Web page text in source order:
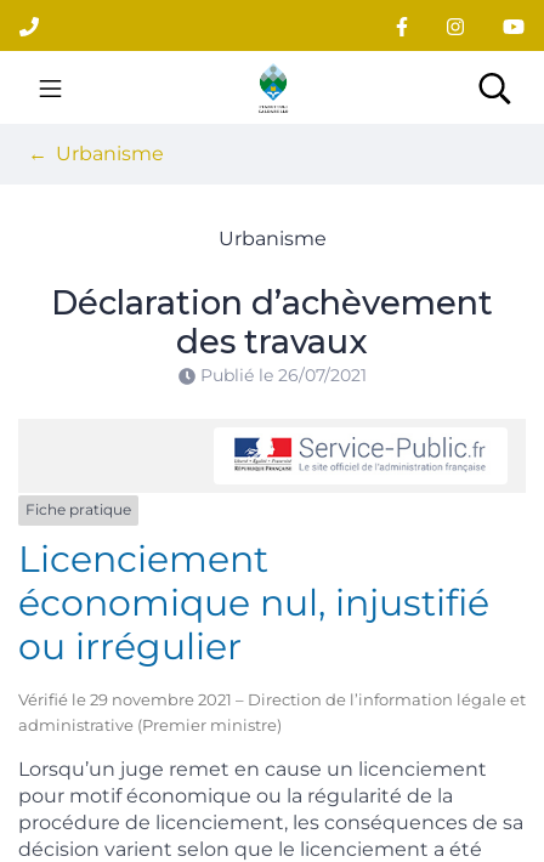
Aller
au
contenu
Site officiel du village
Urbanisme
Urbanisme
Déclaration d’achèvement
des travaux
Publié le 26/07/2021
Fiche pratique
Licenciement
économique nul, injustifié
ou irrégulier
Vérifié le 29 novembre 2021 – Direction de l’information légale et
administrative (Premier ministre)
Lorsqu’un juge remet en cause un licenciement
pour motif économique ou la régularité de la
procédure de licenciement, les conséquences de sa
décision varient selon que le licenciement a été